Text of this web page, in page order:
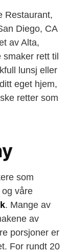
Restaurant,
Diego, CA
av Alta,
rett til
lunsj eller
eget hjem,
retter som
som
og våre
. Mange av
av
porsjoner er
For rundt 20